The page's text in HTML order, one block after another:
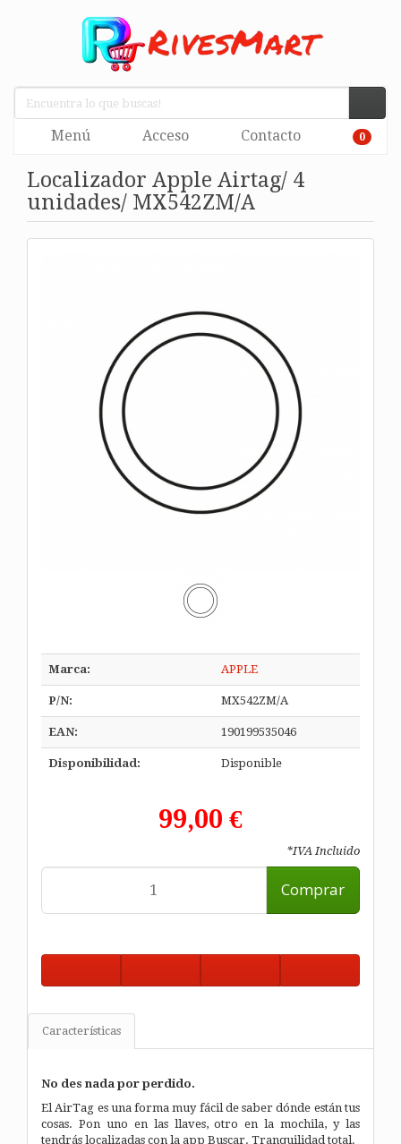
Menú Acceso Contacto 0
Localizador Apple Airtag/ 4
unidades/ MX542ZM/A
Marca: APPLE
P/N: MX542ZM/A
EAN: 190199535046
Disponibilidad: Disponible
99,00 €
*IVA Incluido
Comprar
Características
No des nada por perdido.
El AirTag es una forma muy fácil de saber dónde están tus
cosas. Pon uno en las llaves, otro en la mochila, y las
tendrás localizadas con la app Buscar. Tranquilidad total.